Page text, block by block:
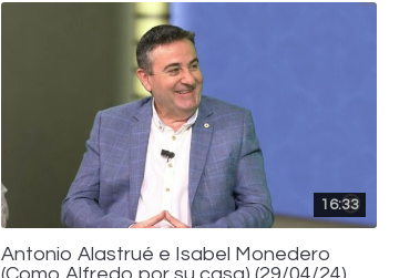
16:33
Antonio Alastrué e Isabel Monedero